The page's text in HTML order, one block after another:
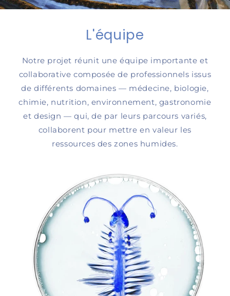
L'équipe
Notre projet réunit une équipe importante et
collaborative composée de professionnels issus
de différents domaines — médecine, biologie,
chimie, nutrition, environnement, gastronomie
et design — qui, de par leurs parcours variés,
collaborent pour mettre en valeur les
ressources des zones humides.